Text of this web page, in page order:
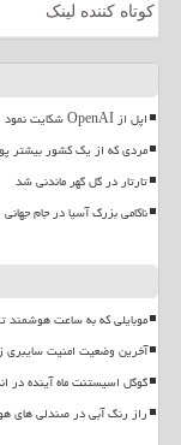
کوتاه کننده لینک
اپل از OpenAI شکایت نمود
مردی که از یک کشور بیشتر
تارتار در گل گهر ماندنی شد
ناکامی بزرگ آسیا در جام جهانی ۲۰۲۶
موبایلی که به ساعت
آخرین وضعیت امنیت
گوگل اسیستنت ماه آینده در
راز رنگ آبی در صندلی های